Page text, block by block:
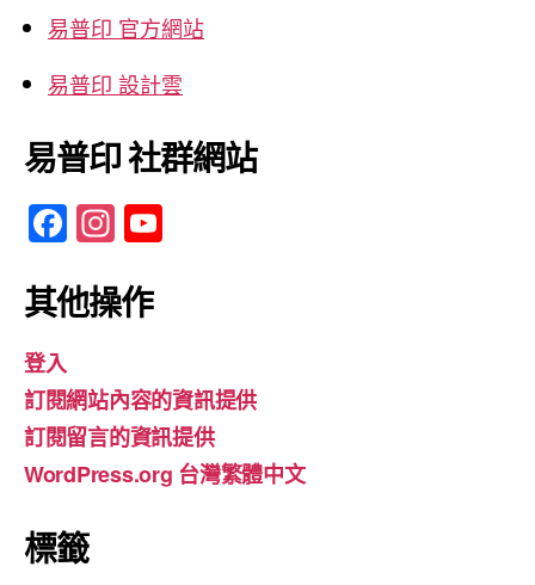
易普印 官方網站
易普印 設計雲
易普印 社群網站
F
c
b
o
o
k
In
a
a
m
u
b
e
其他操作
登入
訂閱網站內容的資訊提供
訂閱留言的資訊提供
WordPress.org 台灣繁體中文
標籤